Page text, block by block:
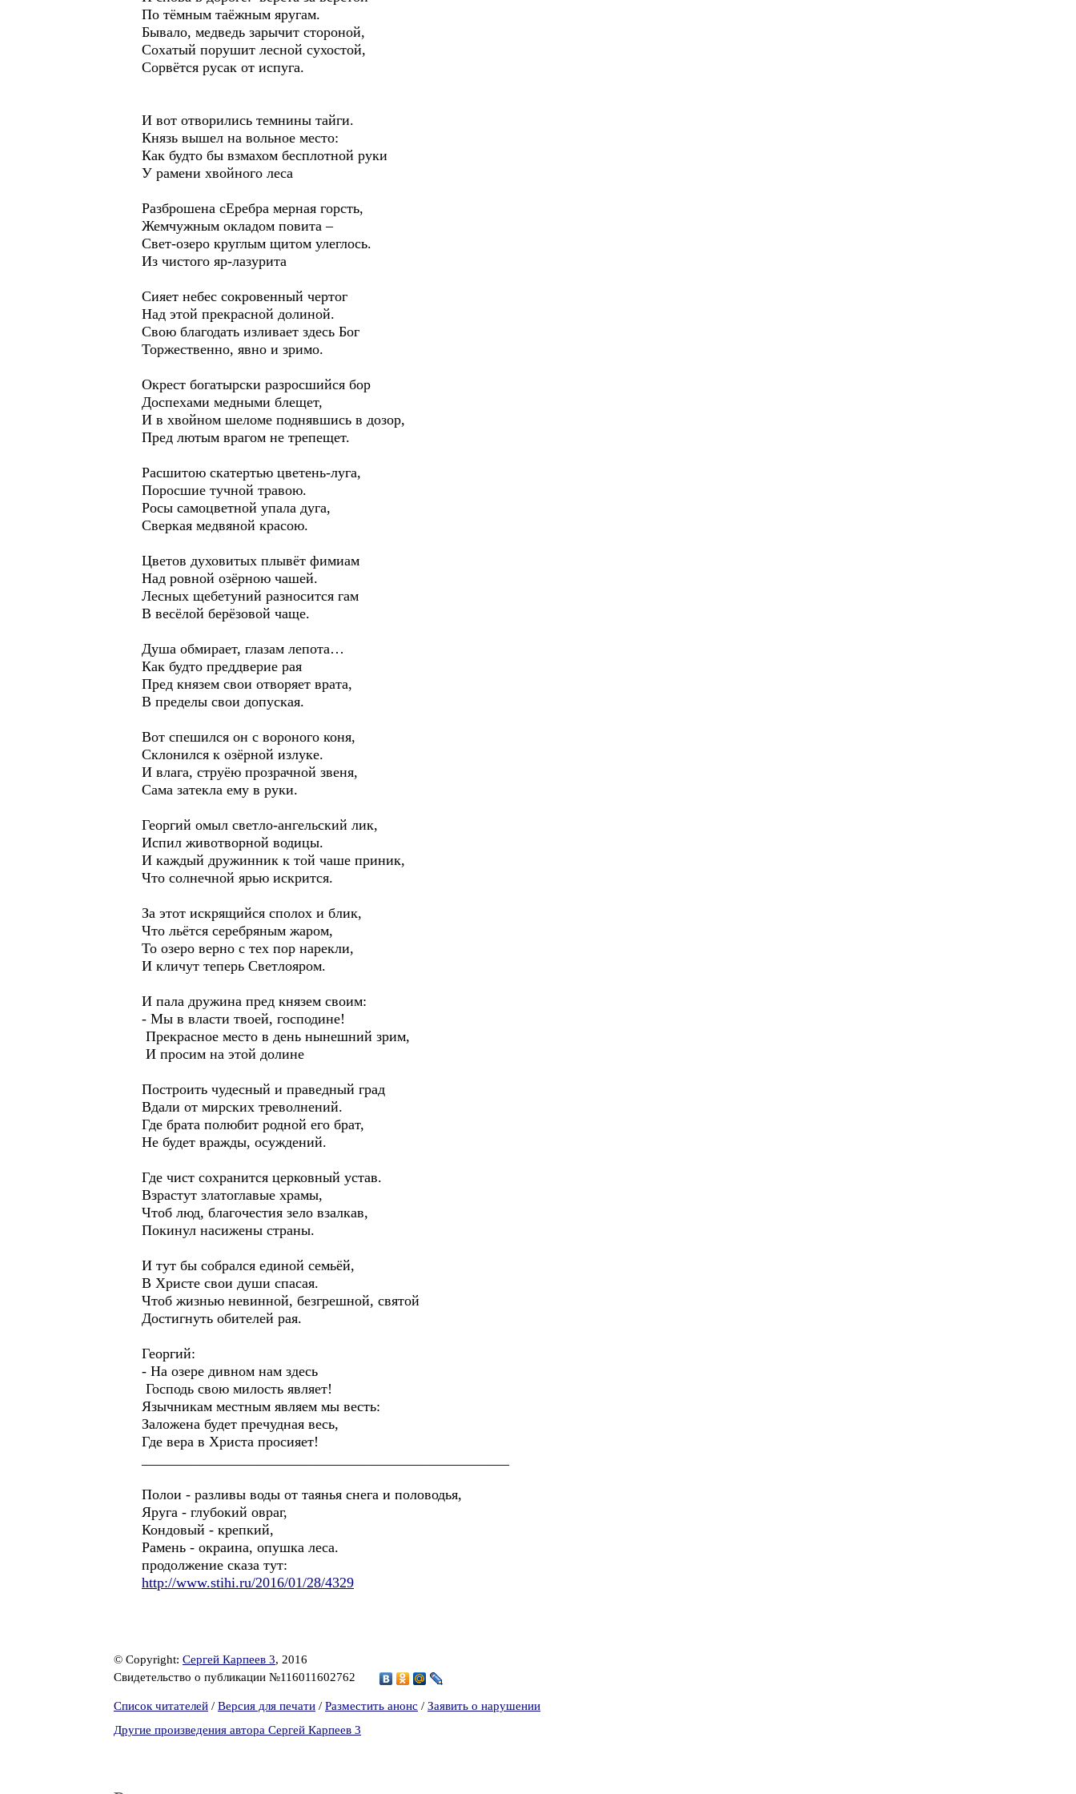
По тёмным таёжным яругам.
Бывало, медведь зарычит стороной,
Сохатый порушит лесной сухостой,
Сорвётся русак от испуга.
И вот отворились темнины тайги.
Князь вышел на вольное место:
Как будто бы взмахом бесплотной руки
У рамени хвойного леса
Разброшена сЕребра мерная горсть,
Жемчужным окладом повита –
Свет-озеро круглым щитом улеглось.
Из чистого яр-лазурита
Сияет небес сокровенный чертог
Над этой прекрасной долиной.
Свою благодать изливает здесь Бог
Торжественно, явно и зримо.
Окрест богатырски разросшийся бор
Доспехами медными блещет,
И в хвойном шеломе поднявшись в дозор,
Пред лютым врагом не трепещет.
Расшитою скатертью цветень-луга,
Поросшие тучной травою.
Росы самоцветной упала дуга,
Сверкая медвяной красою.
Цветов духовитых плывёт фимиам
Над ровной озёрною чашей.
Лесных щебетуний разносится гам
В весёлой берёзовой чаще.
Душа обмирает, глазам лепота…
Как будто преддверие рая
Пред князем свои отворяет врата,
В пределы свои допуская.
Вот спешился он с вороного коня,
Склонился к озёрной излуке.
И влага, струёю прозрачной звеня,
Сама затекла ему в руки.
Георгий омыл светло-ангельский лик,
Испил животворной водицы.
И каждый дружинник к той чаше приник,
Что солнечной ярью искрится.
За этот искрящийся сполох и блик,
Что льётся серебряным жаром,
То озеро верно с тех пор нарекли,
И кличут теперь Светлояром.
И пала дружина пред князем своим:
- Мы в власти твоей, господине!
Прекрасное место в день нынешний зрим,
И просим на этой долине
Построить чудесный и праведный град
Вдали от мирских треволнений.
Где брата полюбит родной его брат,
Не будет вражды, осуждений.
Где чист сохранится церковный устав.
Взрастут златоглавые храмы,
Чтоб люд, благочестия зело взалкав,
Покинул насижены страны.
И тут бы собрался единой семьёй,
В Христе свои души спасая.
Чтоб жизнью невинной, безгрешной, святой
Достигнуть обителей рая.
Георгий:
- На озере дивном нам здесь
Господь свою милость являет!
Язычникам местным являем мы весть:
Заложена будет пречудная весь,
Где вера в Христа просияет!
Полои - разливы воды от таянья снега и половодья,
Яруга - глубокий овраг,
Кондовый - крепкий,
Рамень - окраина, опушка леса.
продолжение сказа тут:
http://www.stihi.ru/2016/01/28/4329
© Copyright: Сергей Карпеев 3, 2016
Свидетельство о публикации №116011602762
Список читателей / Версия для печати / Разместить анонс / Заявить о нарушении
Другие произведения автора Сергей Карпеев 3